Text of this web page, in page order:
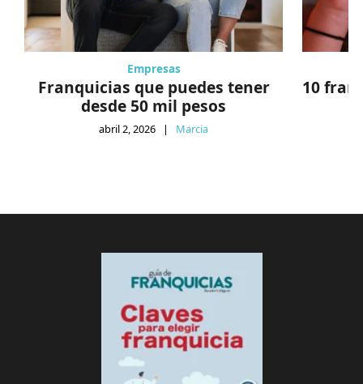
Empresas
Franquicias que puedes tener
desde 50 mil pesos
abril 2, 2026 | Marcia
10